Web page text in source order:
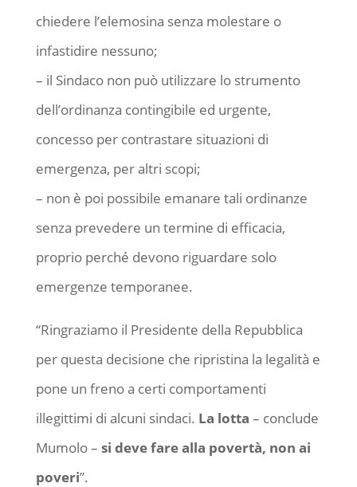
chiedere l’elemosina senza molestare o
infastidire nessuno;
– il Sindaco non può utilizzare lo strumento
dell’ordinanza contingibile ed urgente,
concesso per contrastare situazioni di
emergenza, per altri scopi;
– non è poi possibile emanare tali ordinanze
senza prevedere un termine di efficacia,
proprio perché devono riguardare solo
emergenze temporanee.
“Ringraziamo il Presidente della Repubblica
per questa decisione che ripristina la legalità e
pone un freno a certi comportamenti
illegittimi di alcuni sindaci. La lotta – conclude
Mumolo – si deve fare alla povertà, non ai
poveri”.